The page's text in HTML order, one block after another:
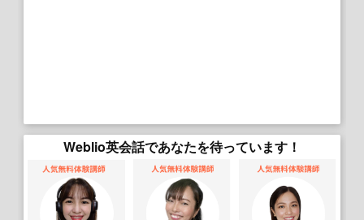
Weblio英会話であなたを待っています！